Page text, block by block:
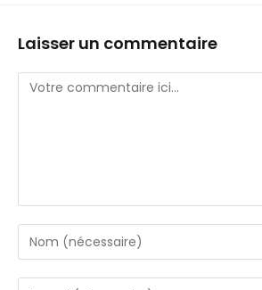
Laisser un commentaire